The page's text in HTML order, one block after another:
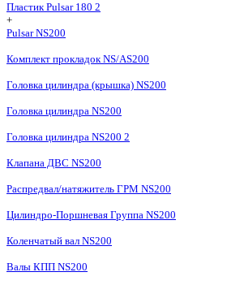
Пластик Pulsar 180 2
+
Pulsar NS200
Комплект прокладок NS/AS200
Головка цилиндра (крышка) NS200
Головка цилиндра NS200
Головка цилиндра NS200 2
Клапана ДВС NS200
Распредвал/натяжитель ГРМ NS200
Цилиндро-Поршневая Группа NS200
Коленчатый вал NS200
Валы КПП NS200